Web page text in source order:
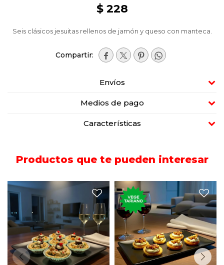
$ 228
Seis clásicos jesuitas rellenos de jamón y queso con manteca.
   
Envíos
Medios de pago
Características
Productos que te pueden interesar
Seis canastas de atún con
huevo y aceitunas.
Seis palmitas con roquefort
y nuez.